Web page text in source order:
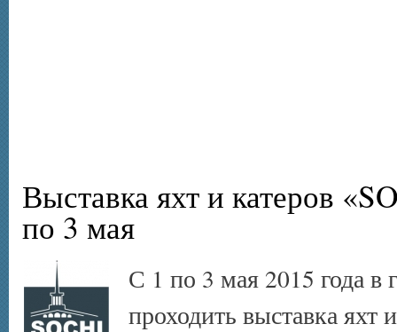
Выставка яхт и катеров
по 3 мая
С 1 по 3 мая 2015 года в
проходить выставка яхт